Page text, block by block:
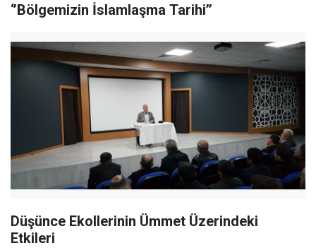
‘’Bölgemizin İslamlaşma Tarihi’’
Düşünce Ekollerinin Ümmet Üzerindeki
Etkileri